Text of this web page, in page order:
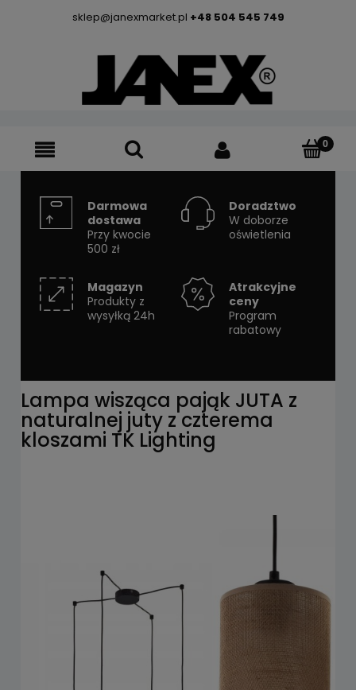
sklep@janexmarket.pl +48 504 545 749
Darmowa
dostawa
Przy kwocie
500 zł
Doradztwo
W doborze
oświetlenia
Magazyn
Produkty z
wysyłką 24h
Atrakcyjne
ceny
Program
rabatowy
Lampa wisząca pająk JUTA z
naturalnej juty z czterema
kloszami TK Lighting